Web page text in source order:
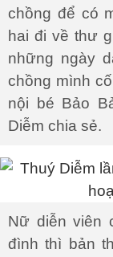
chồng để có
hai đi về thư
những ngày
chồng mình
nội bé Bảo
Diễm chia sẻ.
Nữ diễn viên
đình thì bản